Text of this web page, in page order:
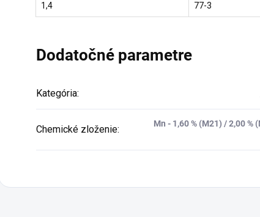
1,4 77-3
Dodatočné parametre
Kategória:
Chemické zloženie:
Mn - 1,60 % (M21) / 2,00 %